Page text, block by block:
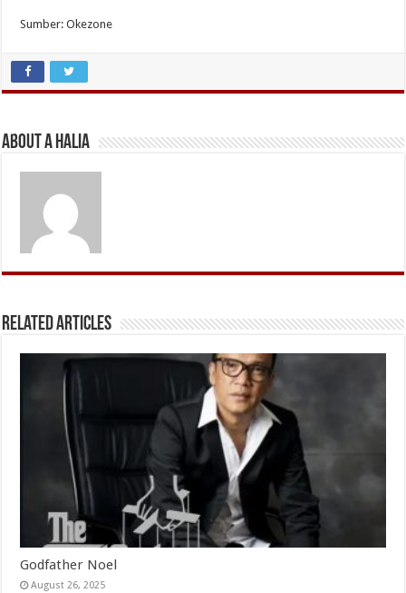
Sumber: Okezone
About A Halia
Related Articles
Godfather Noel
August 26, 2025